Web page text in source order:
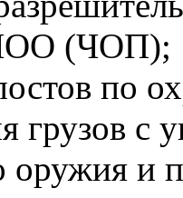
(ЧОП);
по
грузов с
оружия и